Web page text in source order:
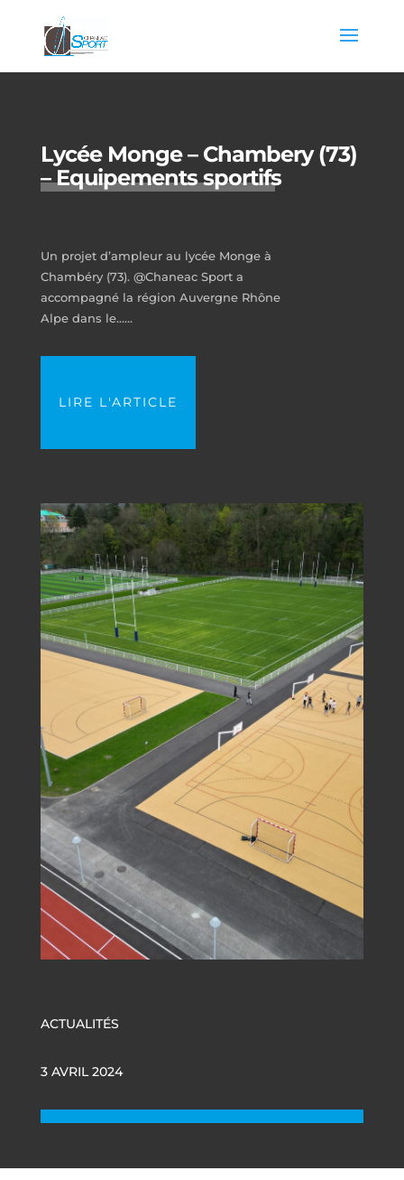
Lycée Monge – Chambery (73)
– Equipements sportifs
Un projet d’ampleur au lycée Monge à
Chambéry (73). @Chaneac Sport a
accompagné la région Auvergne Rhône
Alpe dans le…...
LIRE L'ARTICLE
ACTUALITÉS
3 AVRIL 2024